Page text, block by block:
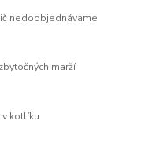
nedoobjednávame
marží
kotlíku